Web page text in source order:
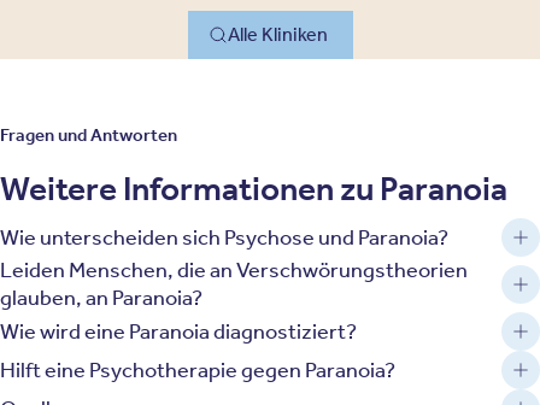
Alle Kliniken
Fragen und Antworten
Weitere Informationen zu Paranoia
Wie unterscheiden sich Psychose und Paranoia?
Leiden Menschen, die an Verschwörungstheorien
glauben, an Paranoia?
Wie wird eine Paranoia diagnostiziert?
Hilft eine Psychotherapie gegen Paranoia?